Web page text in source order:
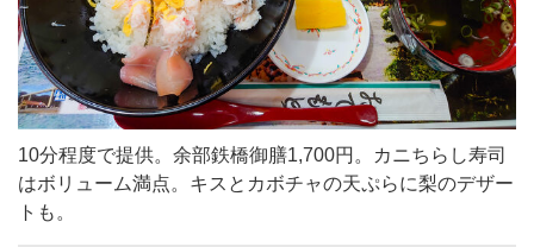
10分程度で提供。余部鉄橋御膳1,700円。カニちらし寿司
はボリューム満点。キスとカボチャの天ぷらに梨のデザー
トも。